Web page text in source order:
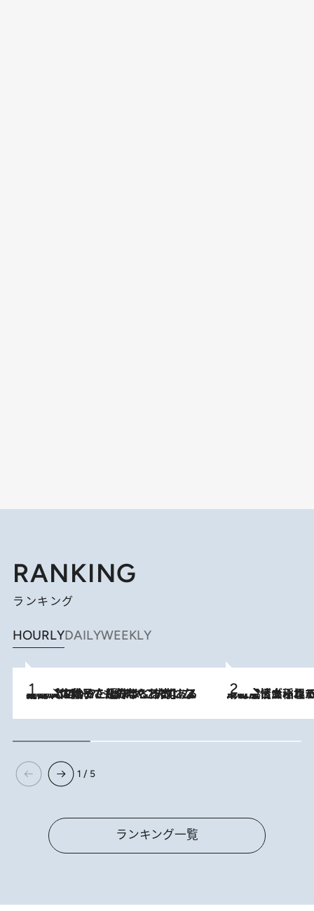
RANKING
ランキング
HOURLYDAILYWEEKLY
2026.8.5
【阿川佐和子さんの年とる力】なぜ70代で始めた趣味は“こんなに楽しい”のか？ ピアノ、俳句…スランプに陥っても続けられる“ある秘訣”とは 2026.8.5
下町風情あふれる台北屈指の人気エリア・大稲埕でセンスのいい台湾土産《ヴ
1 / 5
ランキング一覧